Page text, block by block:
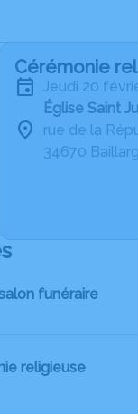
Cérémonie
jeudi 20
Église Saint
rue de la
34670
funéraire
religieuse